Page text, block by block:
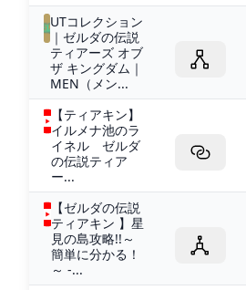
UTコレクション
｜ゼルダの伝説
ティアーズ オブ
ザ キングダム｜
MEN（メン...
【ティアキン】
イルメナ池のラ
イネル ゼルダ
の伝説ティア
ー...
【ゼルダの伝説
ティアキン 】星
見の島攻略!!～
簡単に分かる！
～ -...